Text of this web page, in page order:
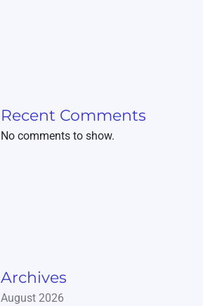
Recent Comments
No comments to show.
Archives
August 2026